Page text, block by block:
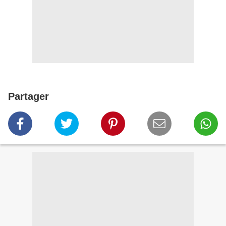
Partager